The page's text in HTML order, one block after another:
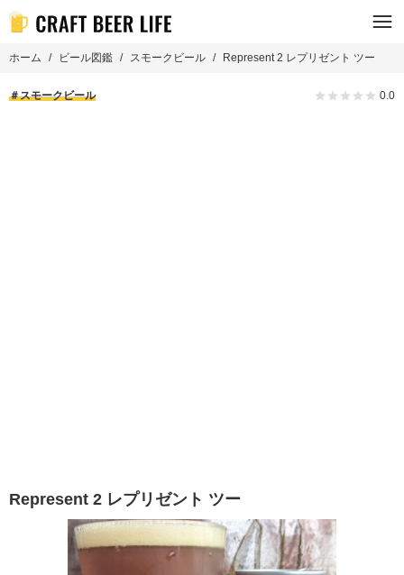
ホーム ビール図鑑 スモークビール Represent 2 レプリゼント ツー
スモークビール 0.0
Represent 2 レプリゼント ツー